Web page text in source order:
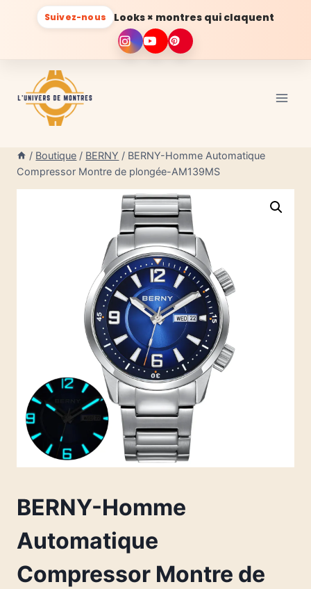
Suivez-nous Looks × montres qui claquent
contenu
/ Boutique / BERNY / BERNY-Homme Automatique
Compressor Montre de plongée-AM139MS
BERNY-Homme
Automatique
Compressor Montre de